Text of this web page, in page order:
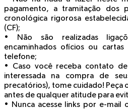
pagamento, a tramitação dos
cronológica rigorosa
(CF);
• Não são realizadas
encaminhados ofícios ou
telefone;
• Caso você receba contato
interessada na compra de
precatórios), tome cuidado! Peça
antes de qualquer atitude para
• Nunca acesse links por e-mail